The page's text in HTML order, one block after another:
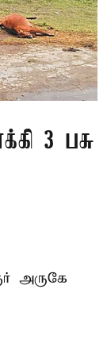
3 பசு
அருகே